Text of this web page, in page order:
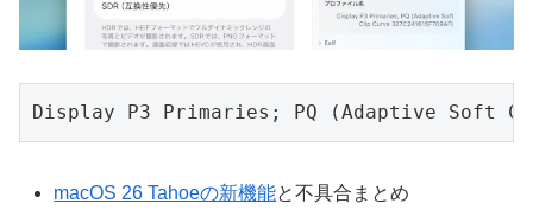
Display P3 Primaries; PQ (Adaptive Soft
macOS 26 Tahoeの新機能と不具合まとめ